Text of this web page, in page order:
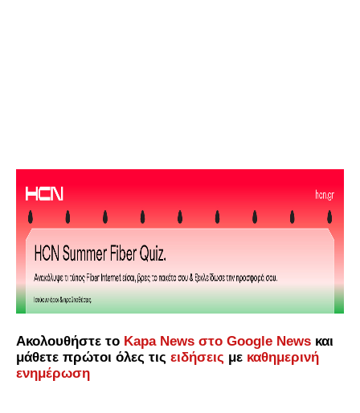
Ακολουθήστε το Kapa News στο Google News και
μάθετε πρώτοι όλες τις ειδήσεις με καθημερινή
ενημέρωση